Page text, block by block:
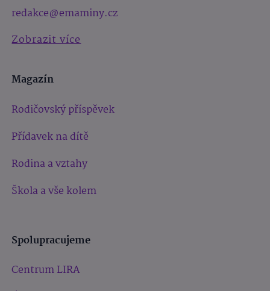
redakce@emaminy.cz
Zobrazit více
Magazín
Rodičovský příspěvek
Přídavek na dítě
Rodina a vztahy
Škola a vše kolem
Spolupracujeme
Centrum LIRA